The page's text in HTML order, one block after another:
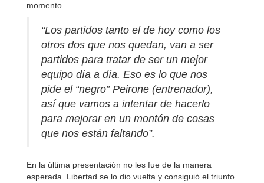
momento.
“Los partidos tanto el de hoy como los
otros dos que nos quedan, van a ser
partidos para tratar de ser un mejor
equipo día a día. Eso es lo que nos
pide el “negro” Peirone (entrenador),
así que vamos a intentar de hacerlo
para mejorar en un montón de cosas
que nos están faltando”.
En la última presentación no les fue de la manera
esperada. Libertad se lo dio vuelta y consiguió el triunfo.